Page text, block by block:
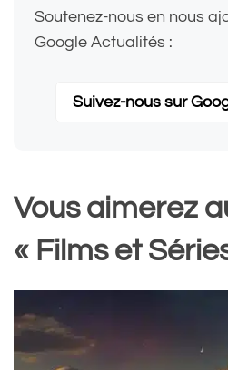
Soutenez-nous en nous
Google Actualités :
Suivez-nous sur
Vous aimerez
« Films et